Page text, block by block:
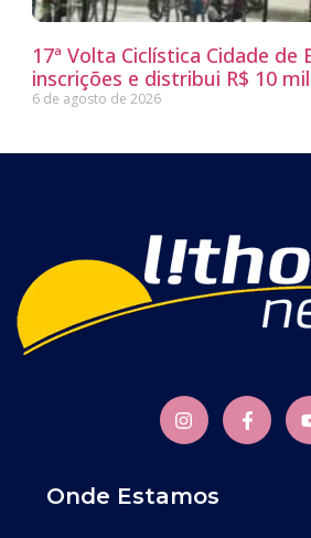
17ª Volta Ciclística Cidade de
inscrições e distribui R$ 10
6 de agosto de 2026
Onde Estamos